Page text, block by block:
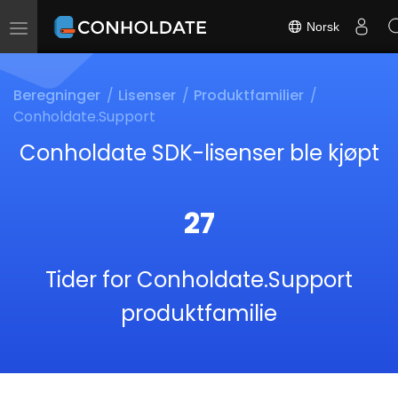
Toggle
Norsk
Beregninger Lisenser
Produktfamilier
Conholdate.Support
Conholdate SDK-lisenser ble kjøpt
27
Tider for Conholdate.Support
produktfamilie